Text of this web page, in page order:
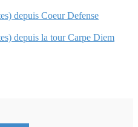
depuis Coeur Defense
depuis la tour Carpe Diem